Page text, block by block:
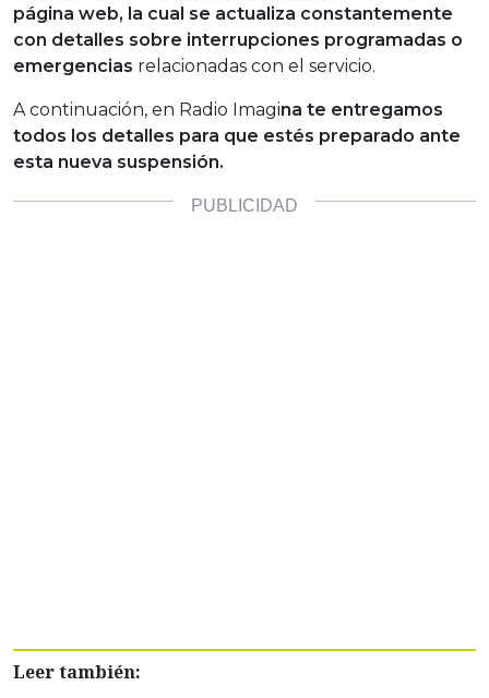
página web, la cual se actualiza constantemente
con detalles sobre interrupciones programadas o
emergencias relacionadas con el servicio.
A continuación, en Radio Imagina te entregamos
todos los detalles para que estés preparado ante
esta nueva suspensión.
Leer también: